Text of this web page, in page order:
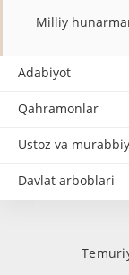
Milliy
Adabiyot
Qahramonlar
Ustoz va
Davlat arboblari